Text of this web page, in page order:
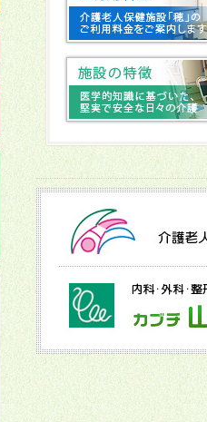
2025年10月03日
2025年10月02日
2025年09月01日
2025年08月29日
2025年08月05日
2025年07月30日